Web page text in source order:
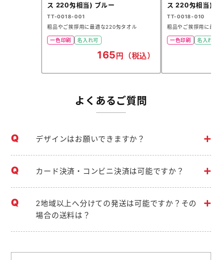
ス 220匁相当) ブルー
TT-0018-001
粗品やご挨拶用に最適な220匁タオル
一色印刷 名入れ可
165 円（税込）
ス 220匁相当)
TT-0018-010
粗品やご挨拶用に最
一色印刷 名入れ可
よくあるご質問
デザインはお願いできますか？
カード決済・コンビニ決済は可能ですか？
2地域以上へ分けての発送は可能ですか？その
場合の送料は？